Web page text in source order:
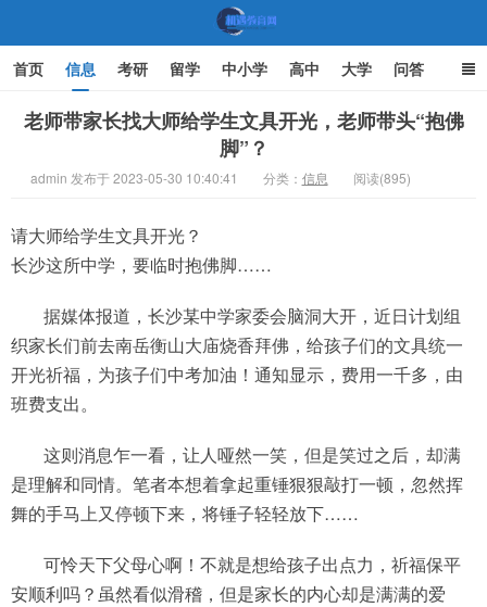
机遇教育网
首页 信息 考研 留学 中小学 高中 大学 问答
文化 家庭教育
老师带家长找大师给学生文具开光，老师带头“抱佛
脚”？
admin 发布于 2023-05-30 10:40:41 分类： 信息 阅读(895)
请大师给学生文具开光？
长沙这所中学，要临时抱佛脚……
据媒体报道，长沙某中学家委会脑洞大开，近日计划组
织家长们前去南岳衡山大庙烧香拜佛，给孩子们的文具统一
开光祈福，为孩子们中考加油！通知显示，费用一千多，由
班费支出。
这则消息乍一看，让人哑然一笑，但是笑过之后，却满
是理解和同情。笔者本想着拿起重锤狠狠敲打一顿，忽然挥
舞的手马上又停顿下来，将锤子轻轻放下……
可怜天下父母心啊！不就是想给孩子出点力，祈福保平
安顺利吗？虽然看似滑稽，但是家长的内心却是满满的爱